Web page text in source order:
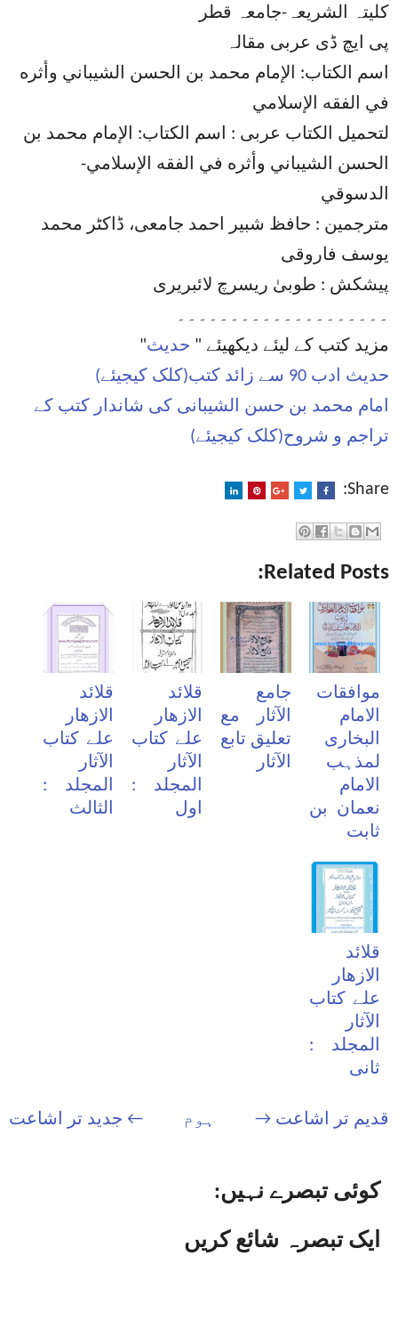
کلیتہ الشریعہ-جامعہ قطر
پی ایچ ڈی عربی مقالہ
اسم الكتاب: الإمام محمد بن الحسن الشيباني وأثره
في الفقه الإسلامي
لتحمیل الکتاب عربی : اسم الكتاب: الإمام محمد بن
الحسن الشيباني وأثره في الفقه الإسلامي-
الدسوقي
مترجمین : حافظ شبیر احمد جامعی، ڈاکٹر محمد
یوسف فاروقی
پیشکش : طوبیٰ ریسرچ لائبریری
۔۔۔۔۔۔۔۔۔۔۔۔۔۔۔۔۔۔۔۔
مزید کتب کے لیئے دیکھیئے " حدیث"
حدیث ادب 90 سے زائد کتب(کلک کیجیئے)
امام محمد بن حسن الشیبانی کی شاندار کتب کے
تراجم و شروح(کلک کیجیئے)
Share:
Related Posts:
موافقات
الامام
البخاری
لمذہب
الامام
نعمان بن
ثابت
جامع
الآثار مع
تعلیق تابع
الآثار
قلائد
الازھار
علے کتاب
الآثار
المجلد :
اول
قلائد
الازھار
علے کتاب
الآثار
المجلد :
الثالث
قلائد
الازھار
علے کتاب
الآثار
المجلد :
ثانی
← جدید تر اشاعت قدیم تر اشاعت → ہوم
کوئی تبصرے نہیں:
ایک تبصرہ شائع کریں